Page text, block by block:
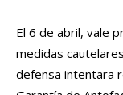
El 6 de abril, vale
medidas
defensa intentara